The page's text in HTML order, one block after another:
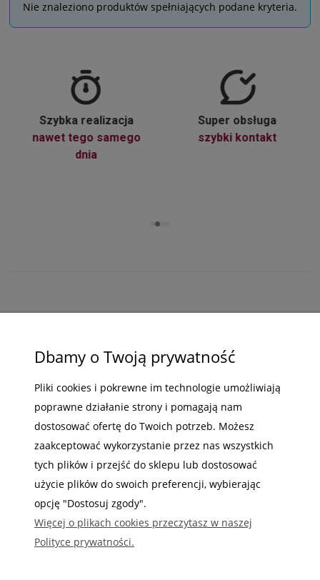
Nie znaleziono produktów spełniających podane kryteria.
Szybka realizacja
nawet tego samego
dnia
Super obsługa
szybki kontakt
MOJE KONTO
INFORMACJE
Gdzie nas możesz znaleźć
Dbamy o Twoją prywatność
Pliki cookies i pokrewne im technologie umożliwiają
poprawne działanie strony i pomagają nam
dostosować ofertę do Twoich potrzeb. Możesz
zaakceptować wykorzystanie przez nas wszystkich
tych plików i przejść do sklepu lub dostosować
użycie plików do swoich preferencji, wybierając
opcję "Dostosuj zgody".
Więcej o plikach cookies przeczytasz w naszej
Polityce prywatności.